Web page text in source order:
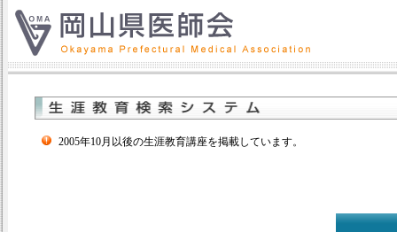
2005年10月以後の生涯教育講座を掲載しています。